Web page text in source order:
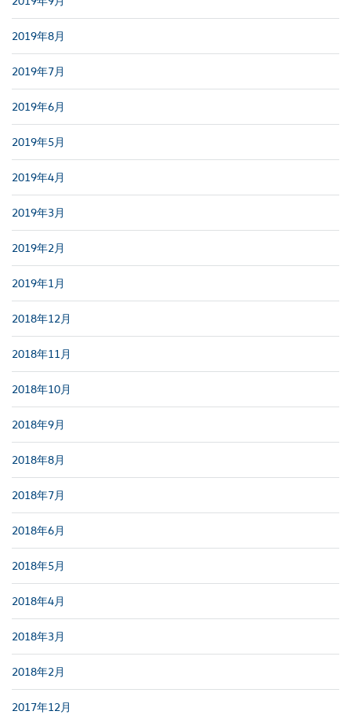
2019年8月
2019年7月
2019年6月
2019年5月
2019年4月
2019年3月
2019年2月
2019年1月
2018年12月
2018年11月
2018年10月
2018年9月
2018年8月
2018年7月
2018年6月
2018年5月
2018年4月
2018年3月
2018年2月
2017年12月